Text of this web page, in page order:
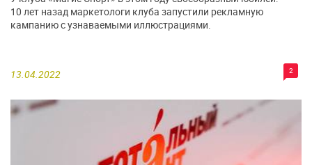
13.04.2022 2
10 лет назад маркетологи клуба запустили рекламную
кампанию с узнаваемыми иллюстрациями.